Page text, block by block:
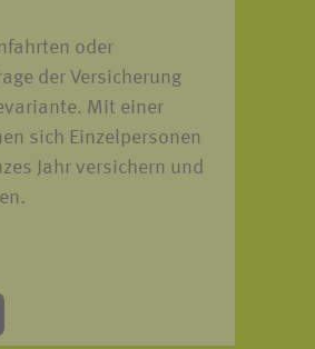
oder
der Versicherung
Mit einer
sich Einzelpersonen
Jahr versichern und